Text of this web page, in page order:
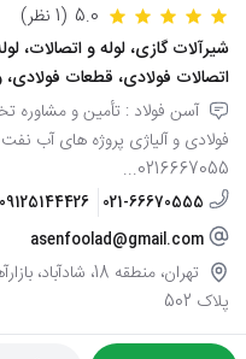
5.0 (1 نظر)
شیرآلات گازی، لوله و اتصالات،
اتصالات فولادی، قطعات
آسن فولاد : تأمین و مشاوره
فولادی و آلیاژی پروژه های آب
0216667055...
021-66670555
09125144426
asenfoolad@gmail.com
پلاک 502